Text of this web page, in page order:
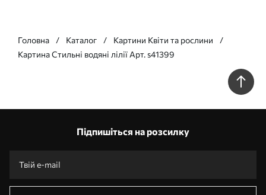
Головна Каталог
Картини Квіти та рослини
Картина Стильні водяні лілії Арт. s41399
Підпишіться на розсилку